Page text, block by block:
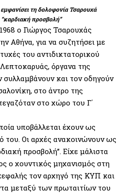
τη δολοφονία Τσαρουχά
προσβολή”
ο Γιώργος Τσαρουχάς
Αθήνα, για να συζητήσει με
του αντιδικτατορικού
όργανα της
συλλαμβάνουν και τον οδηγούν
στο άντρο της
στο χώρο του Γ΄
υποβάλλεται έχουν ως
του. Οι αρχές ανακοινώνουν ως
προσβολή”. Είχε μάλιστα
ο χουντικός μηχανισμός στη
τον αρχηγό της ΚΥΠ και
μεταξύ των πρωταιτίων του